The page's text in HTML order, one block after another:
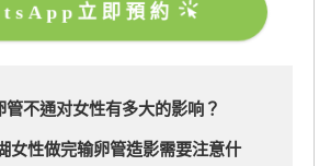
立即預約
管不通对女性有多大的影响？
女性做完输卵管造影需要注意什